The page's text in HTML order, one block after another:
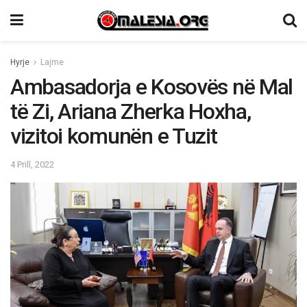
Hyrje Lajme
Ambasadorja e Kosovës në Mal
të Zi, Ariana Zherka Hoxha,
vizitoi komunën e Tuzit
4 Prill, 2022